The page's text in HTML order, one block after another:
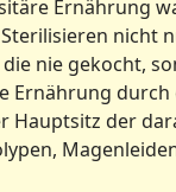
Ernährung
nicht
nie gekocht,
Ernährung durch
Hauptsitz der